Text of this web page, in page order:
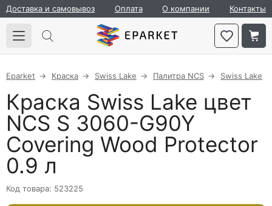
Доставка и самовывоз Оплата О компании Контакты
Eparket Краска Swiss Lake Палитра NCS Swiss Lake
Краска Swiss Lake цвет
NCS S 3060-G90Y
Covering Wood Protector
0.9 л
Код товара: 523225